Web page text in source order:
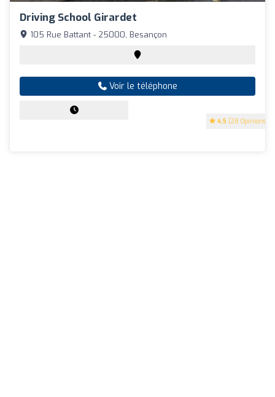
Driving School Girardet
4.5 (28 Opinions)
105 Rue Battant - 25000, Besançon
Voir le téléphone